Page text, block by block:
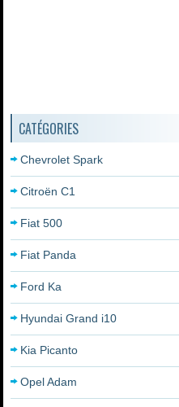
CATÉGORIES
Chevrolet Spark
Citroën C1
Fiat 500
Fiat Panda
Ford Ka
Hyundai Grand i10
Kia Picanto
Opel Adam